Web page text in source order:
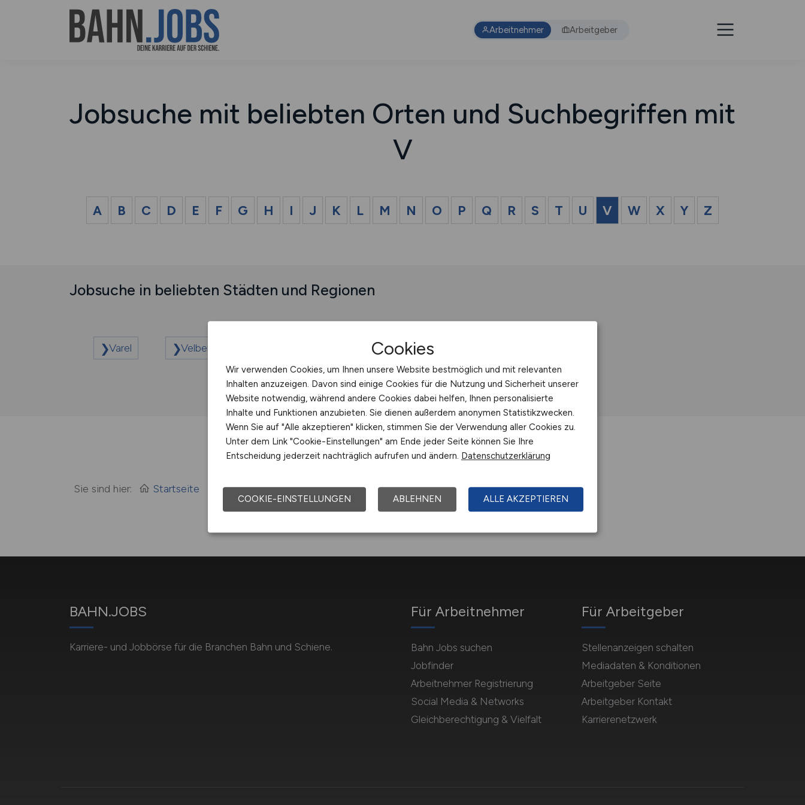
Arbeitnehmer Arbeitgeber
Jobsuche mit beliebten Orten und Suchbegriffen mit
V
A B C D E F G H I J K L M N O P Q R S T U V W X Y Z
Jobsuche in beliebten Städten und Regionen
Varel Velbert
Sie sind hier: Startseite Sitemap Jobsuche mit V
BAHN.JOBS
Karriere- und Jobbörse für die Branchen Bahn und Schiene.
Für Arbeitnehmer
Bahn Jobs suchen
Jobfinder
Arbeitnehmer Registrierung
Social Media & Networks
Gleichberechtigung & Vielfalt
Für Arbeitgeber
Stellenanzeigen schalten
Mediadaten & Konditionen
Arbeitgeber Seite
Arbeitgeber Kontakt
Karrierenetzwerk
Cookies
Wir verwenden Cookies, um Ihnen unsere Website bestmöglich und mit relevanten
Inhalten anzuzeigen. Davon sind einige Cookies für die Nutzung und Sicherheit unserer
Website notwendig, während andere Cookies dabei helfen, Ihnen personalisierte
Inhalte und Funktionen anzubieten. Sie dienen außerdem anonymen Statistikzwecken.
Wenn Sie auf "Alle akzeptieren" klicken, stimmen Sie der Verwendung aller Cookies zu.
Unter dem Link "Cookie-Einstellungen" am Ende jeder Seite können Sie Ihre
Entscheidung jederzeit nachträglich aufrufen und ändern. Datenschutzerklärung
COOKIE-EINSTELLUNGEN ABLEHNEN ALLE AKZEPTIEREN